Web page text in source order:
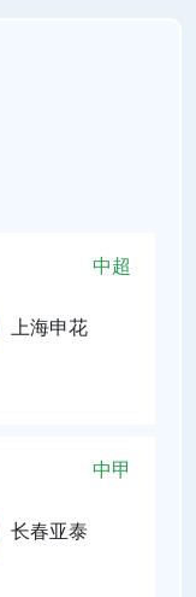
中超
上海申花
中甲
长春亚泰